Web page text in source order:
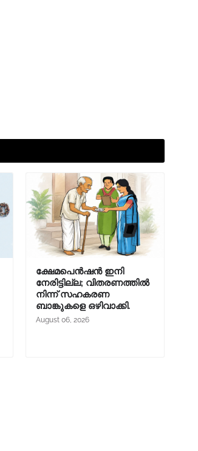
ക്ഷേമപെൻഷൻ ഇനി
നേരിട്ടില്ല; വിതരണത്തിൽ
നിന്ന് സഹകരണ
ബാങ്കുകളെ ഒഴിവാക്കി.
August 06, 2026